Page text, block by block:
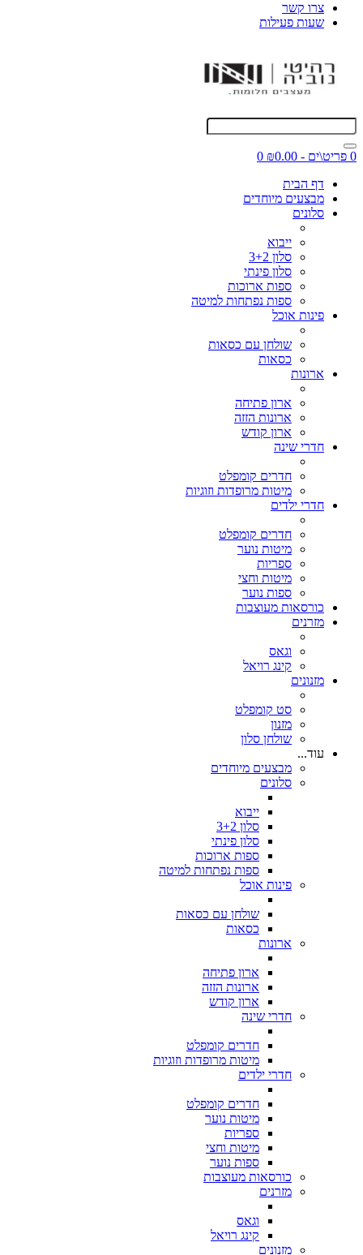
צרו קשר
שעות פעילות
0 פריט\ים - ₪0.00
0
דף הבית
מבצעים מיוחדים
סלונים
ייבוא
סלון 3+2
סלון פינתי
ספות ארוכות
ספות נפתחות למיטה
פינות אוכל
שולחן עם כסאות
כסאות
ארונות
ארון פתיחה
ארונות הזזה
ארון קודש
חדרי שינה
חדרים קומפלט
מיטות מרופדות וזוגיות
חדרי ילדים
חדרים קומפלט
מיטות נוער
ספריות
מיטות וחצי
ספות נוער
כורסאות מעוצבות
מזרנים
וגאס
קינג רויאל
מזנונים
סט קומפלט
מזנון
שולחן סלון
עוד...
מבצעים מיוחדים
סלונים
ייבוא
סלון 3+2
סלון פינתי
ספות ארוכות
ספות נפתחות למיטה
פינות אוכל
שולחן עם כסאות
כסאות
ארונות
ארון פתיחה
ארונות הזזה
ארון קודש
חדרי שינה
חדרים קומפלט
מיטות מרופדות וזוגיות
חדרי ילדים
חדרים קומפלט
מיטות נוער
ספריות
מיטות וחצי
ספות נוער
כורסאות מעוצבות
מזרנים
וגאס
קינג רויאל
מזנונים